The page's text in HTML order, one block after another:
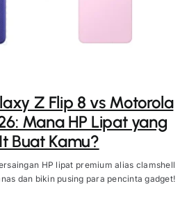
Z Flip 8 vs Motorola
Mana HP Lipat yang
Buat Kamu?
HP lipat premium alias clamshell
dan bikin pusing para pencinta gadget!